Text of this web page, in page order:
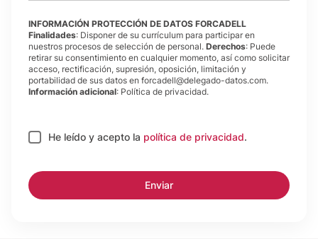
INFORMACIÓN PROTECCIÓN DE DATOS FORCADELL
Finalidades: Disponer de su currículum para participar en
nuestros procesos de selección de personal. Derechos: Puede
retirar su consentimiento en cualquier momento, así como solicitar
acceso, rectificación, supresión, oposición, limitación y
portabilidad de sus datos en forcadell@delegado-datos.com.
Información adicional: Política de privacidad.
He leído y acepto la política de privacidad.